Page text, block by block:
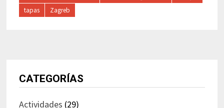
tapas
Zagreb
CATEGORÍAS
Actividades (29)